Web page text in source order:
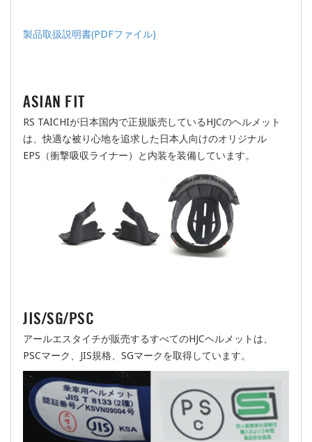
製品取扱説明書(PDFファイル)
ASIAN FIT
RS TAICHIが日本国内で正規販売しているHJCのヘルメット
は、快適な被り心地を追求した日本人向けのオリジナル
EPS（衝撃吸収ライナー）と内装を装備しています。
JIS/SG/PSC
アールエスタイチが販売するすべてのHJCヘルメットは、
PSCマーク、JIS規格、SGマークを取得しています。